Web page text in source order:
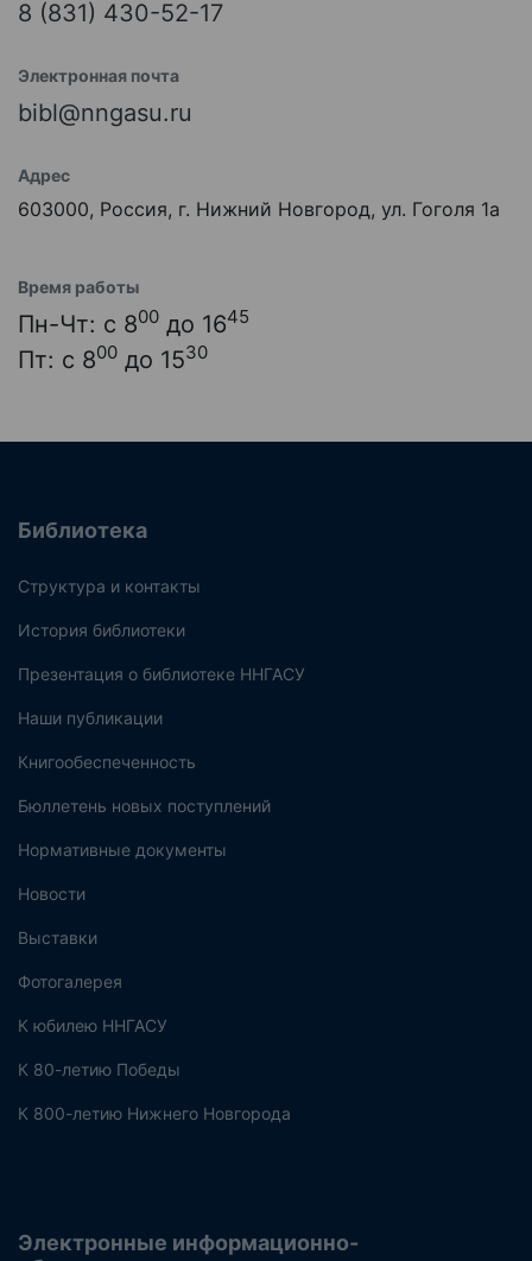
8 (831) 430-52-17
Электронная почта
bibl@nngasu.ru
Адрес
603000, Россия, г. Нижний Новгород, ул. Гоголя 1а
Время работы
Пн-Чт: с 800 до 1645
Пт: с 800 до 1530
Библиотека
Структура и контакты
История библиотеки
Презентация о библиотеке ННГАСУ
Наши публикации
Книгообеспеченность
Бюллетень новых поступлений
Нормативные документы
Новости
Выставки
Фотогалерея
К юбилею ННГАСУ
К 80-летию Победы
К 800-летию Нижнего Новгорода
Электронные информационно-